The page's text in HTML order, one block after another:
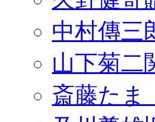
中村傳三
山下菊二
斎藤た